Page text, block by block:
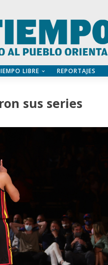
LIBRE REPORTAJES
sus series